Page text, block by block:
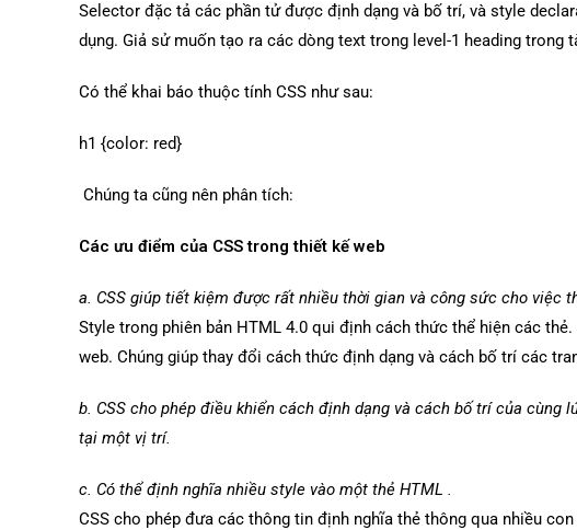
Selector đặc tả các phần tử được định dạng và bố trí, và style
dụng. Giả sử muốn tạo ra các dòng text trong level-1 heading
Có thể khai báo thuộc tính CSS như sau:
h1 {color: red}
Chúng ta cũng nên phân tích:
Các ưu điểm của CSS trong thiết kế web
a. CSS giúp tiết kiệm được rất nhiều thời gian và công sức cho việc
Style trong phiên bản HTML 4.0 qui định cách thức thể hiện các
web. Chúng giúp thay đổi cách thức định dạng và cách bố trí các
b. CSS cho phép điều khiển cách định dạng và cách bố trí của
tại một vị trí.
c. Có thể định nghĩa nhiều style vào một thẻ HTML .
CSS cho phép đưa các thông tin định nghĩa thẻ thông qua nhiều